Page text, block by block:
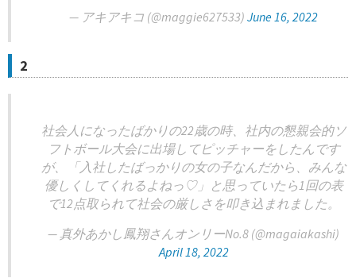
— アキアキコ (@maggie627533) June 16, 2022
2
社会人になったばかりの22歳の時、社内の懇親会的ソ
フトボール大会に出場してピッチャーをしたんです
が、「入社したばっかりの女の子なんだから、みんな
優しくしてくれるよねっ♡」と思っていたら1回の表
で12点取られて社会の厳しさを叩き込まれました。
— 真外あかし鳳翔さんオンリーNo.8 (@magaiakashi)
April 18, 2022